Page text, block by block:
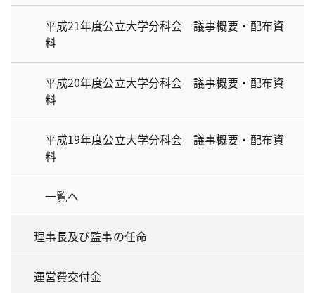
平成21年度公立大学分科会 議事概要・配布資
料
平成20年度公立大学分科会 議事概要・配布資
料
平成19年度公立大学分科会 議事概要・配布資
料
一覧へ
理事長及び監事の任命
運営費交付金